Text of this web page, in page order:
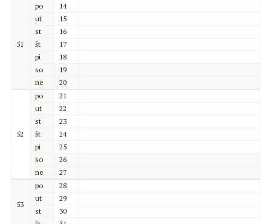
51
po
14
ut
15
st
16
št
17
pi
18
so
19
ne
20
52
po
21
ut
22
st
23
št
24
pi
25
so
26
ne
27
53
po
28
ut
29
st
30